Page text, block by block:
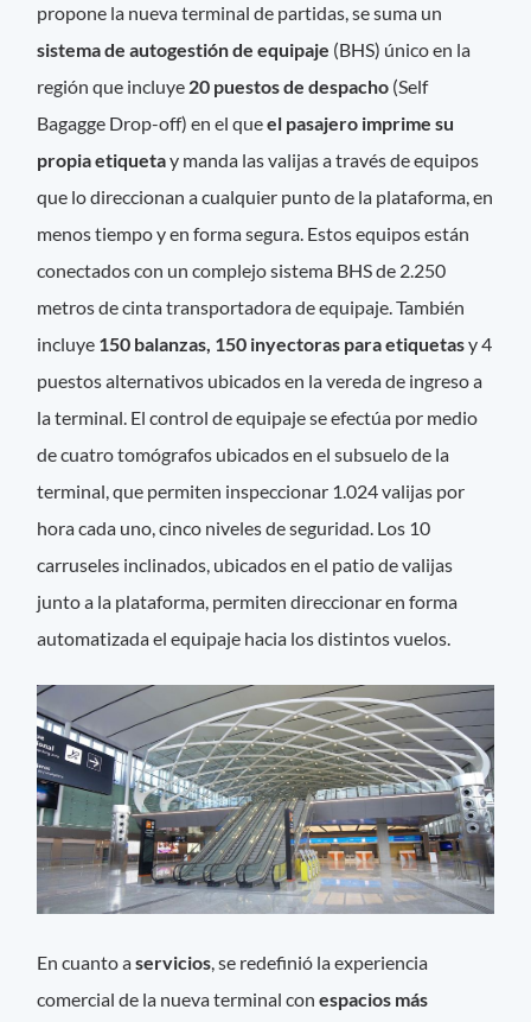
propone la nueva terminal de partidas, se suma un
sistema de autogestión de equipaje (BHS) único en la
región que incluye 20 puestos de despacho (Self
Bagagge Drop-off) en el queel pasajero imprime su
propia etiquetay manda las valijas a través de equipos
que lo direccionan a cualquier punto de la plataforma, en
menos tiempo y en forma segura. Estos equipos están
conectados con un complejo sistema BHS de 2.250
metros de cinta transportadora de equipaje. También
incluye 150 balanzas, 150 inyectoras para etiquetasy 4
puestos alternativos ubicados en la vereda de ingreso a
la terminal. El control de equipaje se efectúa por medio
de cuatro tomógrafos ubicados en el subsuelo de la
terminal, que permiten inspeccionar 1.024 valijas por
hora cada uno, cinco niveles de seguridad. Los 10
carruseles inclinados, ubicados en el patio de valijas
junto a la plataforma, permiten direccionar en forma
automatizada el equipaje hacia los distintos vuelos.
En cuanto aservicios , se redefinió la experiencia
comercial de la nueva terminal conespacios más